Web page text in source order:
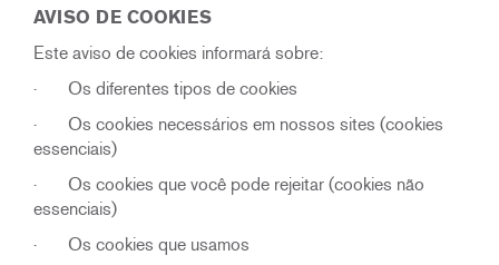
AVISO DE COOKIES
Este aviso de cookies informará sobre:
· Os diferentes tipos de cookies
· Os cookies necessários em nossos sites (cookies
essenciais)
· Os cookies que você pode rejeitar (cookies não
essenciais)
· Os cookies que usamos